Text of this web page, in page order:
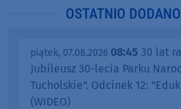
OSTATNIO DODANO
piątek, 07.08.2026 08:45 30 lat
Jubileusz 30-lecia Parku
Tucholskie". Odcinek 12:
(WIDEO)